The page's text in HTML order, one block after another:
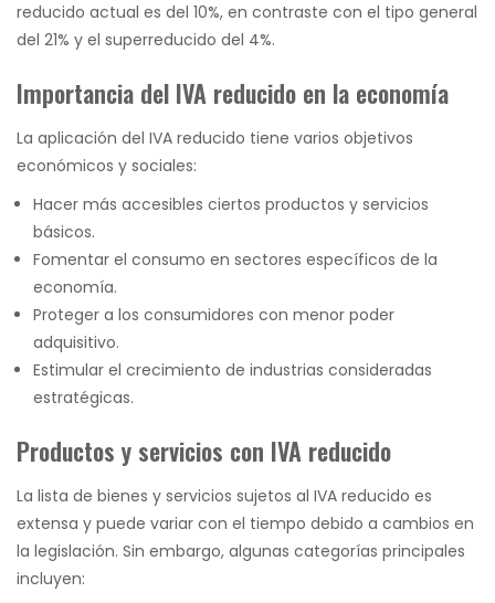
reducido actual es del 10%, en contraste con el tipo general
del 21% y el superreducido del 4%.
Importancia del IVA reducido en la economía
La aplicación del IVA reducido tiene varios objetivos
económicos y sociales:
Hacer más accesibles ciertos productos y servicios
básicos.
Fomentar el consumo en sectores específicos de la
economía.
Proteger a los consumidores con menor poder
adquisitivo.
Estimular el crecimiento de industrias consideradas
estratégicas.
Productos y servicios con IVA reducido
La lista de bienes y servicios sujetos al IVA reducido es
extensa y puede variar con el tiempo debido a cambios en
la legislación. Sin embargo, algunas categorías principales
incluyen: